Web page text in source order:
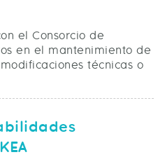
el Consorcio de
en el mantenimiento de
técnicas o